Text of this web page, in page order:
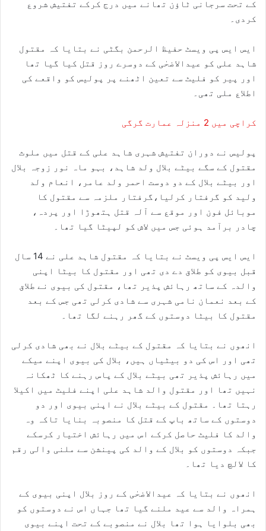
کے تحت سرجانی ٹاؤن تھانے میں درج کرکے تفتیش شروع
کردی۔
ایس ایس پی ویسٹ حفیظ الرحمن بگٹی نے بتایا کہ مقتول
شاہد علی کو عیدالاضحٰی کے دوسرے روز قتل کیا گیا تھا
اور پیر کو فلیٹ سے تعین اٹھنے پر پولیس کو واقعے کی
اطلاع ملی تھی۔
کراچی میں 2 منزلہ عمارت گرگی
پولیس نے دوران تفتیش شہری شاہد علی کے قتل میں ملوث
مقتول کے سگے بیٹے بلال ولد شاہد، بہو ماہ نور زوجہ بلال
اور بیٹے بلال کے دو دوست احمر ولد عامر، انعام ولد
ولید کو گرفتار کرلیا،گرفتار ملزمہ سے مقتول کا
موبائل فون اور موقع سے آلہ قتل ہتھوڑا اور پردہ،
چادر برآمد ہوئی جس میں لاش کو لپیٹا گیا تھا۔
ایس ایس پی ویسٹ نے بتایا کہ مقتول شاہد علی نے 14 سال
قبل بیوی کو طلاق دے دی تھی اور مقتول کا بیٹا اپنی
والدہ کے ساتھ رہائش پذیر تھا، مقتول کی بیوی نے طلاق
کے بعد نعمان نامی شہری سے شادی کرلی تھی جس کے بعد
مقتول کا بیٹا دوستوں کے گھر رہنے لگا تھا۔
انھوں نے بتایا کہ مقتول کے بیٹے بلال نے بھی شادی کرلی
تھی اور اس کی دو بیٹیاں ہیں، بلال کی بیوی اپنے میکے
میں رہائش پذیر تھی بیٹے بلال کے پاس رہنے کا ٹھکانہ
نہیں تھا اور مقتول والد شاہد علی اپنے فلیٹ میں اکیلا
رہتا تھا۔ مقتول کے بیٹے بلال نے اپنی بیوی اور دو
دوستوں کے ساتھ باپ کے قتل کا منصوبہ بنایا تاکہ وہ
والد کا فلیٹ حاصل کرکے اس میں رہائش اختیار کرسکے
جبکہ دوستوں کو بلال کے والد کی پینشن سے ملنی والی رقم
کا لالچ دیا تھا۔
انھوں نے بتایا کہ عیدالاضحٰی کے روز بلال اپنی بیوی کے
ہمراہ والد سے عید ملنے گیا تھا جہاں اس نے دوستوں کو
بھی بلوایا ہوا تھا بلال نے منصوبے کے تحت اپنے بیوی